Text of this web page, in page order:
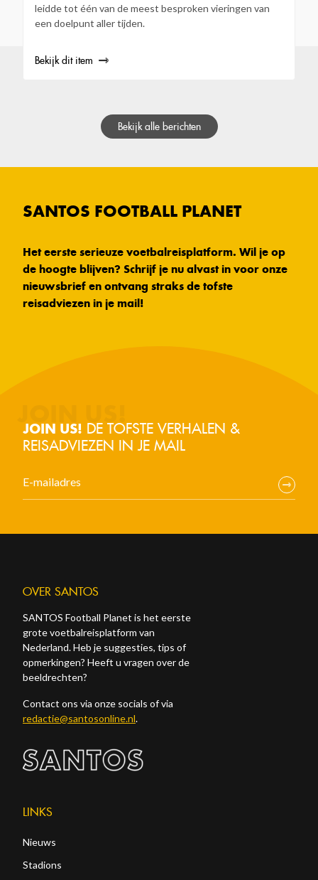
leidde tot één van de meest besproken vieringen van
een doelpunt aller tijden.
Bekijk dit item
Bekijk alle berichten
SANTOS FOOTBALL PLANET
Het eerste serieuze voetbalreisplatform. Wil je op
de hoogte blijven? Schrijf je nu alvast in voor onze
nieuwsbrief en ontvang straks de tofste
reisadviezen in je mail!
JOIN US! DE TOFSTE VERHALEN &
REISADVIEZEN IN JE MAIL
OVER SANTOS
SANTOS Football Planet is het eerste
grote voetbalreisplatform van
Nederland. Heb je suggesties, tips of
opmerkingen? Heeft u vragen over de
beeldrechten?
Contact ons via onze socials of via
redactie@santosonline.nl.
LINKS
Nieuws
Stadions